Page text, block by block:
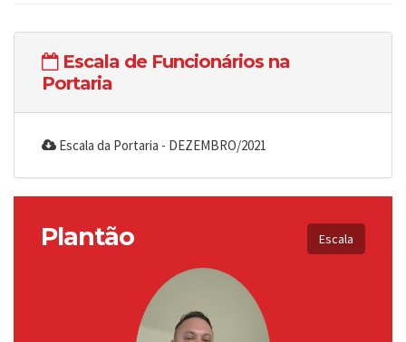
Escala de Funcionários na
Portaria
Escala da Portaria - DEZEMBRO/2021
Plantão Escala